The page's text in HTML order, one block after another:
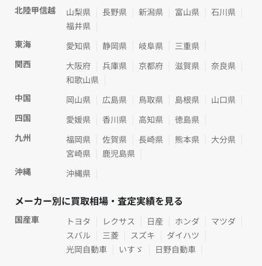
北陸甲信越
山梨県 長野県 新潟県 富山県
石川県
福井県
東海
愛知県 静岡県 岐阜県
三重県
関西
大阪府 兵庫県 京都府 滋賀県
奈良県
和歌山県
中国
岡山県 広島県 鳥取県 島根県
山口県
四国
愛媛県 香川県 高知県
徳島県
九州
福岡県 佐賀県 長崎県 熊本県
大分県
宮崎県
鹿児島県
沖縄
沖縄県
メーカー別に買取相場・査定実績を見る
国産車 トヨタ レクサス 日産 ホンダ
マツダ
スバル
三菱 スズキ
ダイハツ
光岡自動車
いすゞ 日野自動車